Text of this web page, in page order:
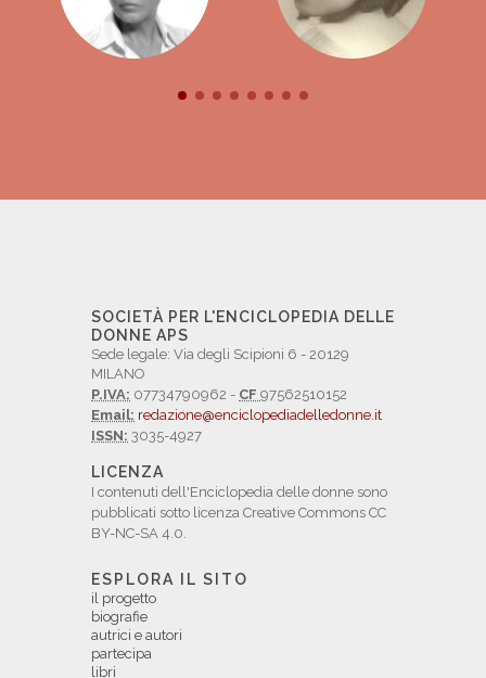
SOCIETÀ PER L'ENCICLOPEDIA DELLE
DONNE APS
Sede legale: Via degli Scipioni 6 - 20129
MILANO
P.IVA: 07734790962 - CF 97562510152
Email: redazione@enciclopediadelledonne.it
ISSN: 3035-4927
LICENZA
I contenuti dell'Enciclopedia delle donne sono
pubblicati sotto licenza Creative Commons CC
BY-NC-SA 4.0.
ESPLORA IL SITO
il progetto
biografie
autrici e autori
partecipa
libri